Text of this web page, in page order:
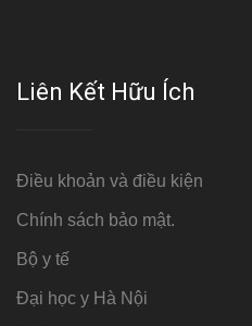
Liên Kết Hữu Ích
Điều khoản và điều kiện
Chính sách bảo mật.
Bộ y tế
Đại học y Hà Nội